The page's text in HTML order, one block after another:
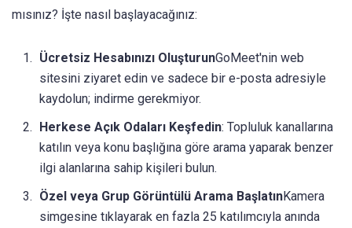
mısınız? İşte nasıl başlayacağınız:
Ücretsiz Hesabınızı OluşturunGoMeet'nin web
sitesini ziyaret edin ve sadece bir e-posta adresiyle
kaydolun; indirme gerekmiyor.
Herkese Açık Odaları Keşfedin: Topluluk kanallarına
katılın veya konu başlığına göre arama yaparak benzer
ilgi alanlarına sahip kişileri bulun.
Özel veya Grup Görüntülü Arama BaşlatınKamera
simgesine tıklayarak en fazla 25 katılımcıyla anında